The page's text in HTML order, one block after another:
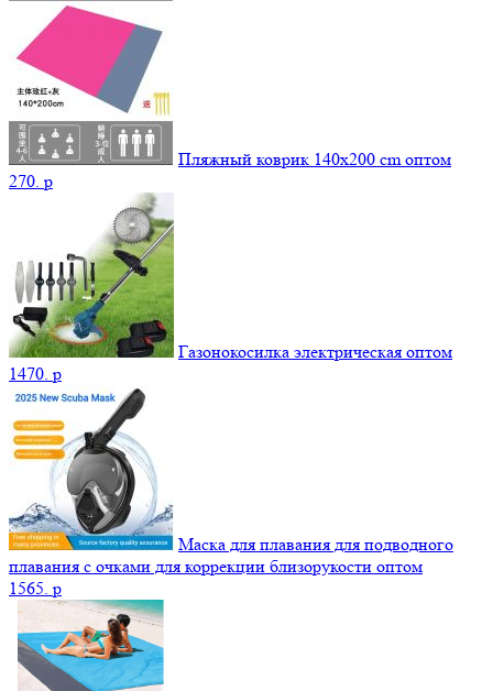
Пляжный коврик 140х200 cm оптом
270. p
Газонокосилка электрическая оптом
1470. p
Маска для плавания для подводного
плавания с очками для коррекции близорукости оптом
1565. p